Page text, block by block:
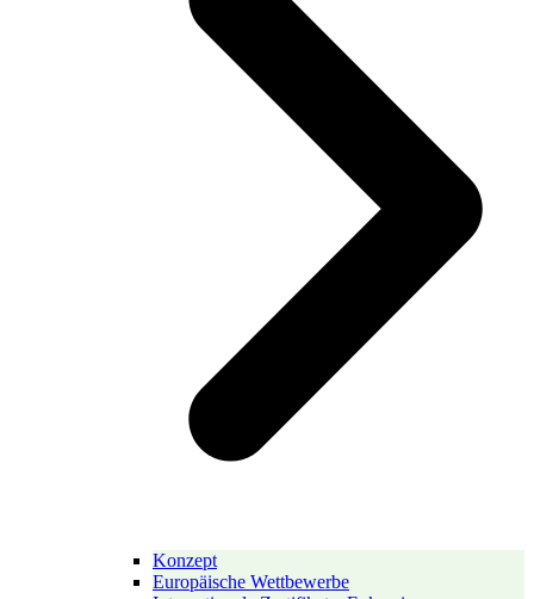
Konzept
Europäische Wettbewerbe